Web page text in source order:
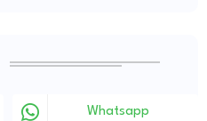
Whatsapp